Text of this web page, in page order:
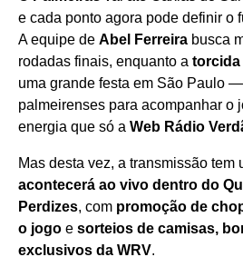
e cada ponto agora pode definir o
A equipe de Abel Ferreira busca
rodadas finais, enquanto a torcida
uma grande festa em São Paulo
palmeirenses para acompanhar o
energia que só a Web Rádio
Mas desta vez, a transmissão tem
acontecerá ao vivo dentro do
Perdizes, com promoção de
o jogo e sorteios de camisas,
exclusivos da WRV.